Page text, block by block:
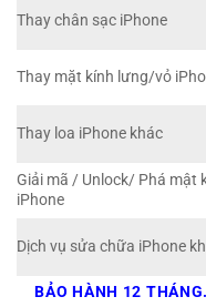
Thay chân sạc iPhone
Thay mặt kính lưng/vỏ
Thay loa iPhone khác
Giải mã / Unlock/ Phá mật
iPhone
Dịch vụ sửa chữa iPhone
BẢO HÀNH 12